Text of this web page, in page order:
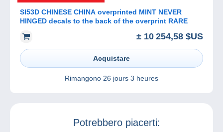
SI53D CHINESE CHINA overprinted MINT NEVER
HINGED decals to the back of the overprint RARE
± 10 254,58 $US
Acquistare
Rimangono 26 jours 3 heures
Potrebbero piacerti: